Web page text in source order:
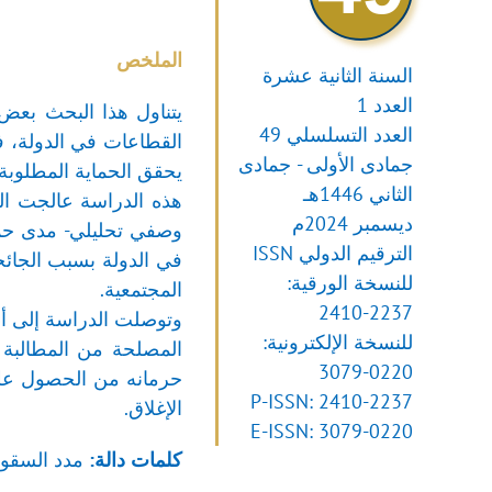
الملخص
يتناول هذا البحث
القطاعات في الدولة،
يحقق الحماية
هذه الدراسة عالجت
وصفي تحليلي- مدى
في الدولة بسبب
المجتمعية.
وتوصلت الدراسة إلى
المصلحة من
حرمانه من الحصول
الإغلاق.
كلمات دالة: مدد
السنة الثانية عشرة
العدد 1
العدد التسلسلي 49
جمادى الأولى - جمادى
الثاني 1446هـ
ديسمبر 2024م
الترقيم الدولي ISSN
للنسخة الورقية:
2410-2237
للنسخة الإلكترونية:
3079-0220
P-ISSN: 2410-2237
E-ISSN: 3079-0220